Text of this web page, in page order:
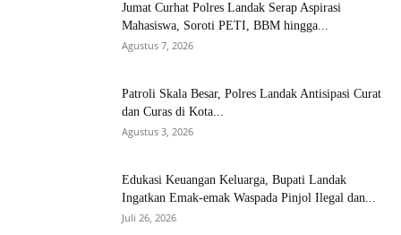
Jumat Curhat Polres Landak Serap Aspirasi
Mahasiswa, Soroti PETI, BBM hingga...
Agustus 7, 2026
Patroli Skala Besar, Polres Landak Antisipasi Curat
dan Curas di Kota...
Agustus 3, 2026
Edukasi Keuangan Keluarga, Bupati Landak
Ingatkan Emak-emak Waspada Pinjol Ilegal dan...
Juli 26, 2026